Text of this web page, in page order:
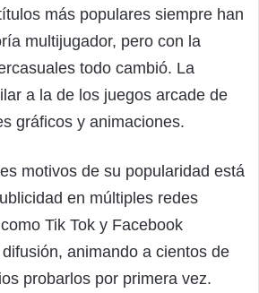
más populares siempre han
multijugador, pero con la
todo cambió. La
a la de los juegos arcade de
gráficos y animaciones.
motivos de su popularidad está
en múltiples redes
Tik Tok y Facebook
animando a cientos de
probarlos por primera vez.